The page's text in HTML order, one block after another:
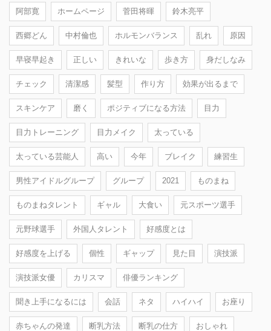
阿部寛 ホームページ 菅田将暉 鈴木亮平
西郷どん 中村倫也 ホルモンバランス 乱れ 原因
早寝早起き 正しい きれいな 歩き方 身だしなみ
チェック 清潔感 髪型 作り方 効果が出るまで
スキンケア 磨く ポジティブになる方法 目力
目力トレーニング 目力メイク 太っている
太っている芸能人 高い 今年 ブレイク 練習生
男性アイドルグループ グループ 2021 ものまね
ものまねタレント ギャル 大食い 元スポーツ選手
元野球選手 外国人タレント 好感度とは
好感度を上げる 個性 ギャップ 見た目 演技派
演技派女優 カリスマ 俳優ランキング
聞き上手になるには 会話 ネタ ハイハイ お座り
赤ちゃんの発達 断乳方法 断乳の仕方 おしゃれ